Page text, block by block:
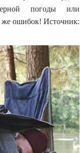
погоды или
же ошибок! Источник: